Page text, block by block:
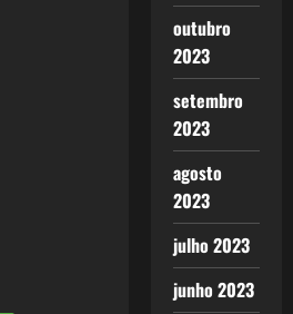
outubro
2023
setembro
2023
agosto
2023
julho 2023
junho 2023